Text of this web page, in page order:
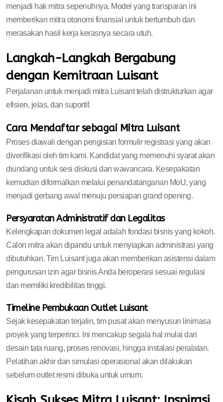
menjadi hak mitra sepenuhnya. Model yang transparan ini
memberikan mitra otonomi finansial untuk bertumbuh dan
merasakan hasil kerja kerasnya secara utuh.
Langkah-Langkah Bergabung
dengan Kemitraan Luisant
Perjalanan untuk menjadi mitra Luisant telah distrukturkan agar
efisien, jelas, dan suportif.
Cara Mendaftar sebagai Mitra Luisant
Proses diawali dengan pengisian formulir registrasi yang akan
diverifikasi oleh tim kami. Kandidat yang memenuhi syarat akan
diundang untuk sesi diskusi dan wawancara. Kesepakatan
kemudian diformalkan melalui penandatanganan MoU, yang
menjadi gerbang awal menuju persiapan grand opening.
Persyaratan Administratif dan Legalitas
Kelengkapan dokumen legal adalah fondasi bisnis yang kokoh.
Calon mitra akan dipandu untuk menyiapkan administrasi yang
dibutuhkan. Tim Luisant juga akan memberikan asistensi dalam
pengurusan izin agar bisnis Anda beroperasi sesuai regulasi
dan memiliki kredibilitas tinggi.
Timeline Pembukaan Outlet Luisant
Sejak kesepakatan terjalin, tim pusat akan menyusun linimasa
proyek yang terperinci. Ini mencakup segala hal mulai dari
desain tata ruang, proses renovasi, hingga instalasi peralatan.
Pelatihan akhir dan simulasi operasional akan dilakukan
sebelum outlet resmi dibuka untuk umum.